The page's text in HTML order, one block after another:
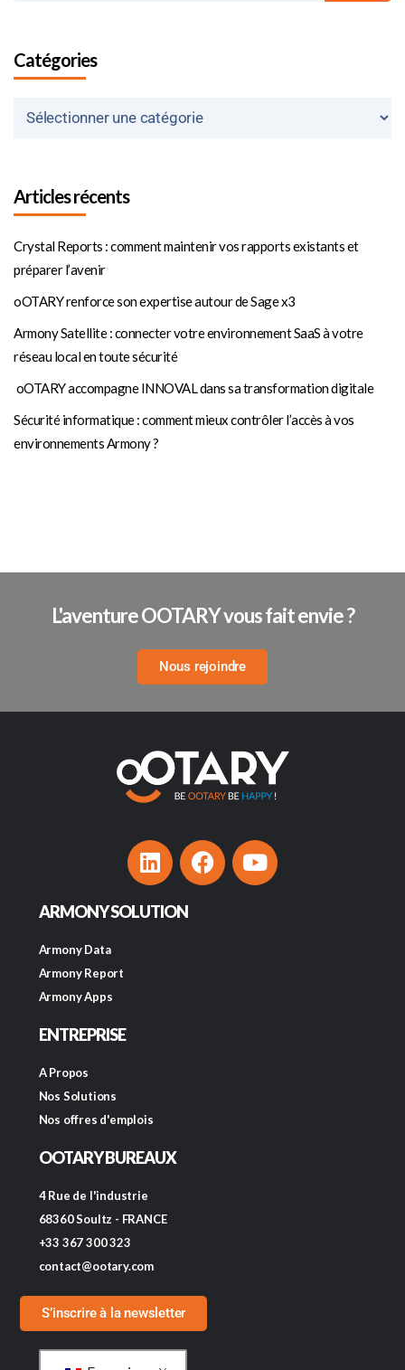
Catégories
Articles récents
Crystal Reports : comment maintenir vos rapports existants et
préparer l’avenir
oOTARY renforce son expertise autour de Sage x3
Armony Satellite : connecter votre environnement SaaS à votre
réseau local en toute sécurité
oOTARY accompagne INNOVAL dans sa transformation digitale
Sécurité informatique : comment mieux contrôler l’accès à vos
environnements Armony ?
L'aventure OOTARY vous fait envie ?
Nous rejoindre
ARMONY SOLUTION
Armony Data
Armony Report
Armony Apps
ENTREPRISE
A Propos
Nos Solutions
Nos offres d'emplois
OOTARY BUREAUX
4 Rue de l'industrie
68360 Soultz - FRANCE
+33 367 300 323
contact@ootary.com
S’inscrire à la newsletter